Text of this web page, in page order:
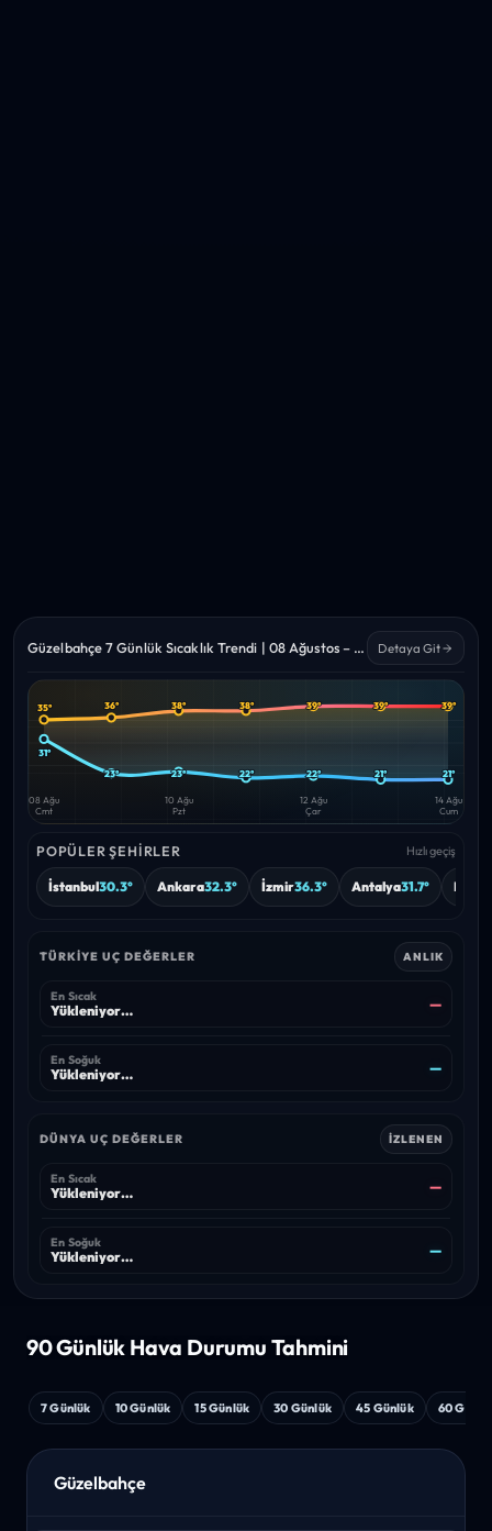
Güzelbahçe 7 Günlük Sıcaklık Trendi | 08 Ağustos – 14 Ağustos 2026 Detaya Git
Yüksek Düşük
35°
31°
36°
23°
38°
23°
38°
22°
39°
22°
39°
21°
39°
21°
08 Ağu
Cmt
10 Ağu
Pzt
12 Ağu
Çar
14 Ağu
Cum
POPÜLER ŞEHIRLER Hızlı geçiş
İstanbul30.3° Ankara32.3° İzmir36.3° Antalya31.7° Bursa
TÜRKIYE UÇ DEĞERLER ANLIK
En Sıcak
Yükleniyor… —
En Soğuk
Yükleniyor… —
DÜNYA UÇ DEĞERLER İZLENEN
En Sıcak
Yükleniyor… —
En Soğuk
Yükleniyor… —
90 Günlük Hava Durumu Tahmini
7 Günlük 10 Günlük 15 Günlük 30 Günlük 45 Günlük 60
Güzelbahçe